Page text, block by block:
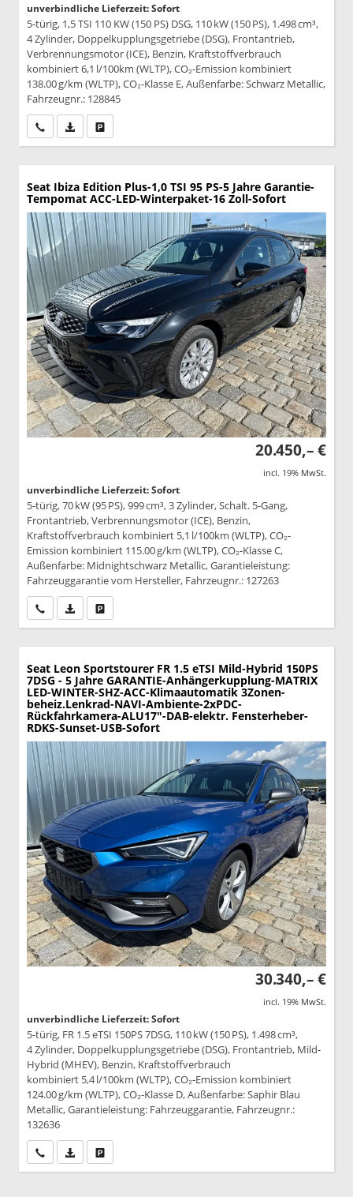
unverbindliche Lieferzeit: Sofort
5-türig, 1,5 TSI 110 KW (150 PS) DSG, 110 kW (150 PS), 1.498 cm³,
4 Zylinder, Doppelkupplungsgetriebe (DSG), Frontantrieb,
Verbrennungsmotor (ICE), Benzin, Kraftstoffverbrauch
kombiniert 6,1 l/100km (WLTP), CO₂-Emission kombiniert
138.00 g/km (WLTP), CO₂-Klasse E, Außenfarbe: Schwarz Metallic,
Fahrzeugnr.: 128845
Wir rufen Sie anPDF-Datei, Fahrzeugexposé drucken
Seat Ibiza Edition Plus-1,0 TSI 95 PS-5 Jahre Garantie-
Tempomat ACC-LED-Winterpaket-16 Zoll-Sofort
20.450,– €
incl. 19% MwSt.
unverbindliche Lieferzeit: Sofort
5-türig, 70 kW (95 PS), 999 cm³, 3 Zylinder, Schalt. 5-Gang,
Frontantrieb, Verbrennungsmotor (ICE), Benzin,
Kraftstoffverbrauch kombiniert 5,1 l/100km (WLTP), CO₂-
Emission kombiniert 115.00 g/km (WLTP), CO₂-Klasse C,
Außenfarbe: Midnightschwarz Metallic, Garantieleistung:
Fahrzeuggarantie vom Hersteller, Fahrzeugnr.: 127263
Wir rufen Sie anPDF-Datei, Fahrzeugexposé drucken
Seat Leon Sportstourer FR 1.5 eTSI Mild-Hybrid 150PS
7DSG - 5 Jahre GARANTIE-Anhängerkupplung-MATRIX
LED-WINTER-SHZ-ACC-Klimaautomatik 3Zonen-
beheiz.Lenkrad-NAVI-Ambiente-2xPDC-
Rückfahrkamera-ALU17"-DAB-elektr. Fensterheber-
RDKS-Sunset-USB-Sofort
30.340,– €
incl. 19% MwSt.
unverbindliche Lieferzeit: Sofort
5-türig, FR 1.5 eTSI 150PS 7DSG, 110 kW (150 PS), 1.498 cm³,
4 Zylinder, Doppelkupplungsgetriebe (DSG), Frontantrieb, Mild-
Hybrid (MHEV), Benzin, Kraftstoffverbrauch
kombiniert 5,4 l/100km (WLTP), CO₂-Emission kombiniert
124.00 g/km (WLTP), CO₂-Klasse D, Außenfarbe: Saphir Blau
Metallic, Garantieleistung: Fahrzeuggarantie, Fahrzeugnr.:
132636
Wir rufen Sie anPDF-Datei, Fahrzeugexposé drucken